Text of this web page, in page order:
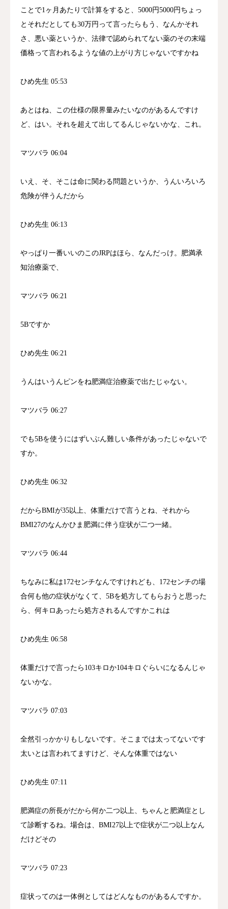
ことで1ヶ月あたりで計算をすると、5000円5000円ちょっ
とそれだとしても30万円って言ったらもう、なんかそれ
さ、悪い薬というか、法律で認められてない薬のその末端
価格って言われるような値の上がり方じゃないですかね
ひめ先生 05:53
あとはね、この仕様の限界量みたいなのがあるんですけ
ど、はい。それを超えて出してるんじゃないかな、これ。
マツバラ 06:04
いえ、そ、そこは命に関わる問題というか、うんいろいろ
危険が伴うんだから
ひめ先生 06:13
やっぱり一番いいのこのJRPはほら、なんだっけ。肥満承
知治療薬で、
マツバラ 06:21
5Bですか
ひめ先生 06:21
うんはいうんピンをね肥満症治療薬で出たじゃない。
マツバラ 06:27
でも5Bを使うにはずいぶん難しい条件があったじゃないで
すか。
ひめ先生 06:32
だからBMIが35以上、体重だけで言うとね、それから
BMI27のなんかひま肥満に伴う症状が二つ一緒。
マツバラ 06:44
ちなみに私は172センチなんですけれども、172センチの場
合何も他の症状がなくて、5Bを処方してもらおうと思った
ら、何キロあったら処方されるんですかこれは
ひめ先生 06:58
体重だけで言ったら103キロか104キロぐらいになるんじゃ
ないかな。
マツバラ 07:03
全然引っかかりもしないです。そこまでは太ってないです
太いとは言われてますけど、そんな体重ではない
ひめ先生 07:11
肥満症の所長がだから何か二つ以上、ちゃんと肥満症とし
て診断するね。場合は、BMI27以上で症状が二つ以上なん
だけどその
マツバラ 07:23
症状ってのは一体例としてはどんなものがあるんですか。